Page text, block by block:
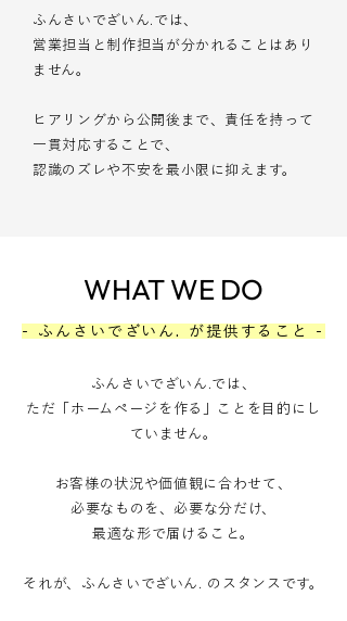
ふんさいでざいん.では、
営業担当と制作担当が分かれることはあり
ません。
ヒアリングから公開後まで、責任を持って
一貫対応することで、
認識のズレや不安を最小限に抑えます。
WHAT WE DO
- ふんさいでざいん. が提供すること -
ふんさいでざいん.では、
ただ「ホームページを作る」ことを目的にし
ていません。
お客様の状況や価値観に合わせて、
必要なものを、必要な分だけ、
最適な形で届けること。
それが、ふんさいでざいん. のスタンスです。